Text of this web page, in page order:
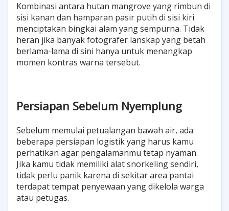
Kombinasi antara hutan mangrove yang rimbun di
sisi kanan dan hamparan pasir putih di sisi kiri
menciptakan bingkai alam yang sempurna. Tidak
heran jika banyak fotografer lanskap yang betah
berlama-lama di sini hanya untuk menangkap
momen kontras warna tersebut.
Persiapan Sebelum Nyemplung
Sebelum memulai petualangan bawah air, ada
beberapa persiapan logistik yang harus kamu
perhatikan agar pengalamanmu tetap nyaman.
Jika kamu tidak memiliki alat snorkeling sendiri,
tidak perlu panik karena di sekitar area pantai
terdapat tempat penyewaan yang dikelola warga
atau petugas.